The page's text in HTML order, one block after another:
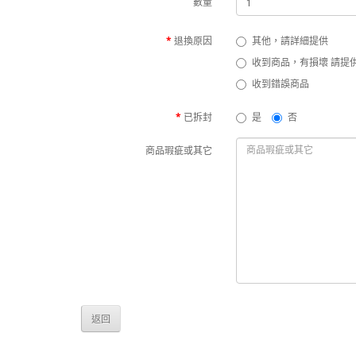
退換原因
其他，請詳細提供
收到商品
收到錯誤商品
已拆封 是 否
商品瑕疵或其它
返回